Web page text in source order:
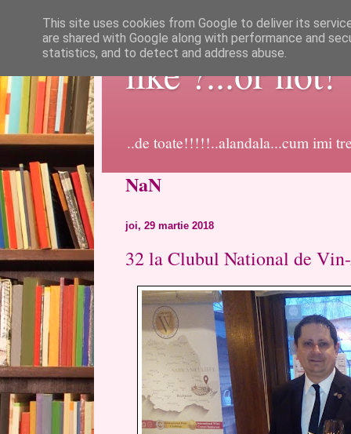
like ?...or not!
..de toate!!!!!..alandala...cum imi
NaN
joi, 29 martie 2018
32 la Clubul National de
This site uses cookies from Google to deliver its
are shared with Google along with performance and
statistics, and to detect and address abuse.